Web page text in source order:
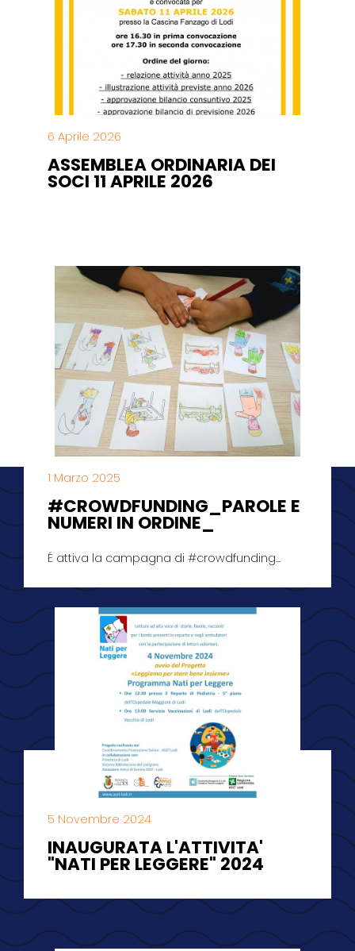
6 Aprile 2026
ASSEMBLEA ORDINARIA DEI
SOCI 11 APRILE 2026
1 Marzo 2025
#CROWDFUNDING_PAROLE E
NUMERI IN ORDINE_
É attiva la campagna di #crowdfunding...
5 Novembre 2024
INAUGURATA L'ATTIVITA'
"NATI PER LEGGERE" 2024